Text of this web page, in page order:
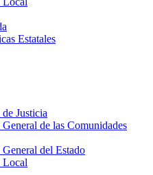
Estatales
Justicia
de las Comunidades
del Estado
Local